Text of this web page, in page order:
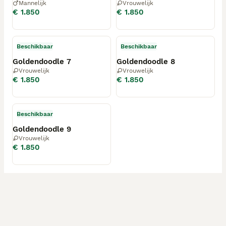
Spreekt de advertentie u aan dan horen wij graag van
1 ROOD TEEFJE GERESERVEERD
2 DONKERGROEN REUTJE
3 GEEL REUTJE
4 PAARS TEEFJE GERESERVEERD
5 BLAUW REUTJE
7 ROZE TEEFJE
10&11 PAPA
Mannelijk
€ 1.850
Vrouwelijk
€ 1.850
Beschikbaar
Goldendoodle 7
Vrouwelijk
€ 1.850
Beschikbaar
Goldendoodle 8
Vrouwelijk
€ 1.850
Beschikbaar
Goldendoodle 9
Vrouwelijk
€ 1.850